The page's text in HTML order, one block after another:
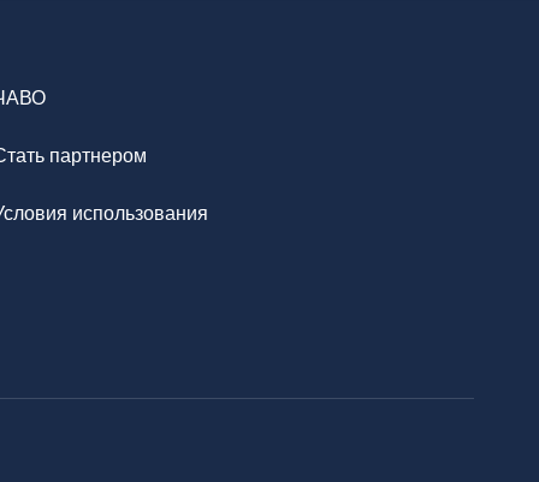
партнером
использования